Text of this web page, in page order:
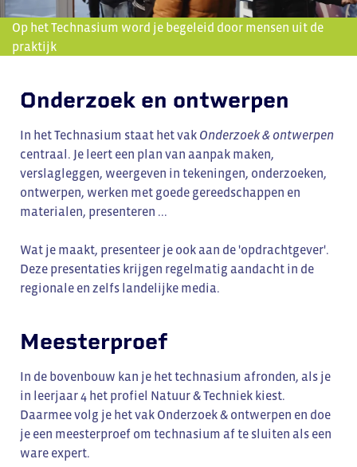
Op het Technasium word je begeleid door mensen uit de
praktijk
Onderzoek en ontwerpen
In het Technasium staat het vak Onderzoek & ontwerpen
centraal. Je leert een plan van aanpak maken,
verslagleggen, weergeven in tekeningen, onderzoeken,
ontwerpen, werken met goede gereedschappen en
materialen, presenteren ...
Wat je maakt, presenteer je ook aan de 'opdrachtgever'.
Deze presentaties krijgen regelmatig aandacht in de
regionale en zelfs landelijke media.
Meesterproef
In de bovenbouw kan je het technasium afronden, als je
in leerjaar 4 het profiel Natuur & Techniek kiest.
Daarmee volg je het vak Onderzoek & ontwerpen en doe
je een meesterproef om technasium af te sluiten als een
ware expert.